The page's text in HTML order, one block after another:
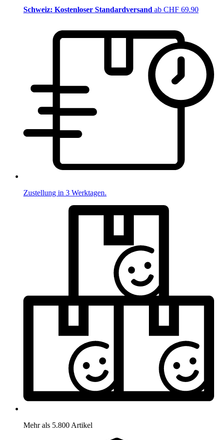
Schweiz: Kostenloser Standardversand ab CHF 69.90
Zustellung in 3 Werktagen.
Mehr als 5.800 Artikel